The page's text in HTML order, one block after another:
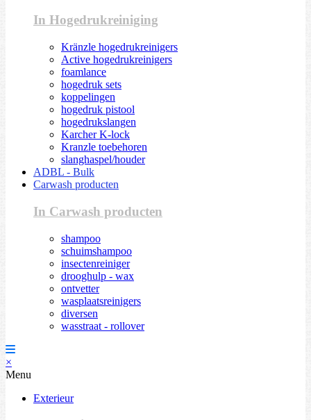
In Hogedrukreiniging
Kränzle hogedrukreinigers
Active hogedrukreinigers
foamlance
hogedruk sets
koppelingen
hogedruk pistool
hogedrukslangen
Karcher K-lock
Kranzle toebehoren
slanghaspel/houder
ADBL - Bulk
Carwash producten
In Carwash producten
shampoo
schuimshampoo
insectenreiniger
drooghulp - wax
ontvetter
wasplaatsreinigers
diversen
wasstraat - rollover
×
Menu
Exterieur